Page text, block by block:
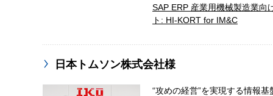
SAP ERP 産業用機械製造業向
ト: HI-KORT for IM&C
日本トムソン株式会社様
“攻めの経営”を実現する情報基